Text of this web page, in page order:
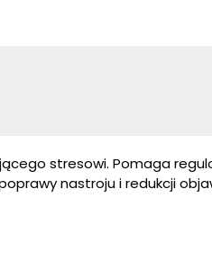
stresowi. Pomaga
nastroju i redukcji